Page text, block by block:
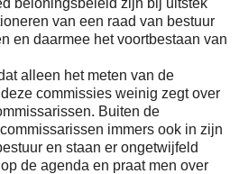
van een raad van bestuur
en daarmee het voortbestaan van
alleen het meten van de
commissies weinig zegt over
Buiten de
immers ook in zijn
en staan er ongetwijfeld
de agenda en praat men over